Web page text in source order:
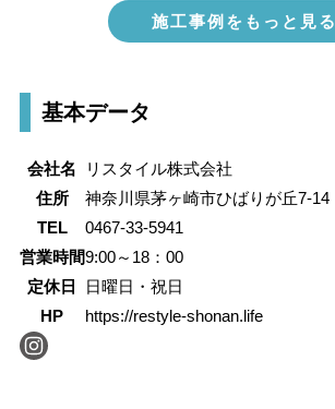
施工事例をもっと見る
基本データ
会社名
リスタイル株式会社
住所
神奈川県茅ヶ崎市ひばりが丘7-14
TEL
0467-33-5941
営業時間9:00～18：00
定休日
日曜日・祝日
HP
https://restyle-shonan.life